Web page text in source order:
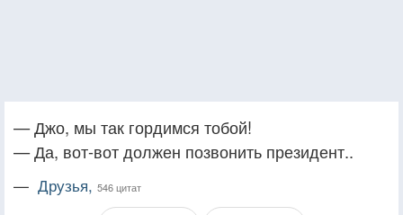
— Джо, мы так гордимся тобой!
— Да, вот-вот должен позвонить президент..
— Друзья, 546 цитат